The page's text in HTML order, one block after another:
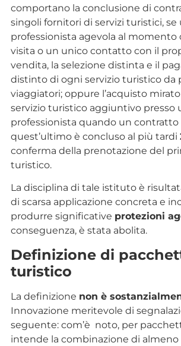
comportano la conclusione di
singoli fornitori di servizi turistici, se
professionista agevola al momento
visita o un unico contatto con il
vendita, la selezione distinta e il
distinto di ogni servizio turistico da
viaggiatori; oppure l’acquisto
servizio turistico aggiuntivo presso
professionista quando un contratto
quest’ultimo è concluso al più tardi
conferma della prenotazione del
turistico.
La disciplina di tale istituto è
di scarsa applicazione concreta e
produrre significative protezioni
conseguenza, è stata abolita.
Definizione di
turistico
La definizione non è
Innovazione meritevole di
seguente: com’è noto, per
intende la combinazione di almeno